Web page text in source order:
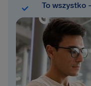
To wszystko